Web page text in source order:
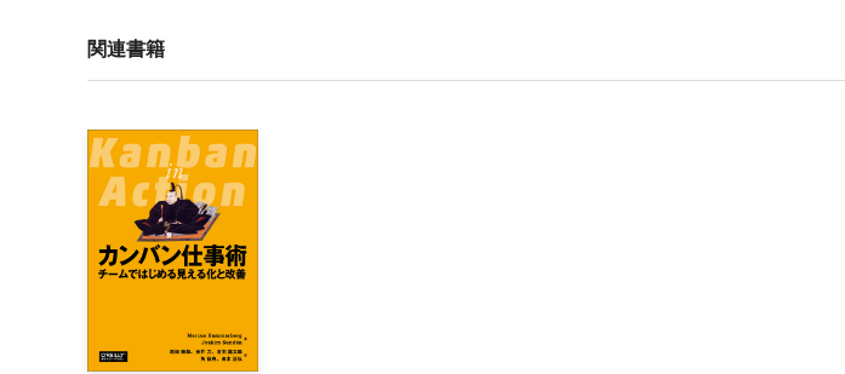
エリック・リースによるまえがき
はじめに
第Ⅰ部　自分にウソをつかない
1章　みんなウソつきだ
    1.1 リーンスタートアップのムーブメント
    1.2 現実歪曲空間に穴をあける
    2.1 優れた指標とは何か？
関連書籍